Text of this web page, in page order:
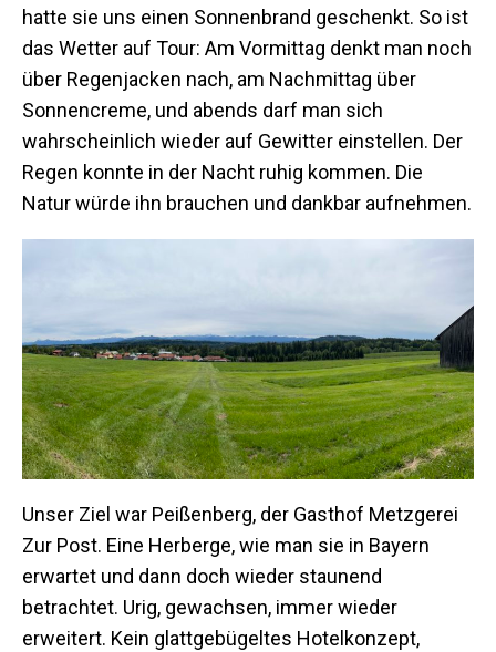
hatte sie uns einen Sonnenbrand geschenkt. So ist
das Wetter auf Tour: Am Vormittag denkt man noch
über Regenjacken nach, am Nachmittag über
Sonnencreme, und abends darf man sich
wahrscheinlich wieder auf Gewitter einstellen. Der
Regen konnte in der Nacht ruhig kommen. Die
Natur würde ihn brauchen und dankbar aufnehmen.
Unser Ziel war Peißenberg, der Gasthof Metzgerei
Zur Post. Eine Herberge, wie man sie in Bayern
erwartet und dann doch wieder staunend
betrachtet. Urig, gewachsen, immer wieder
erweitert. Kein glattgebügeltes Hotelkonzept,